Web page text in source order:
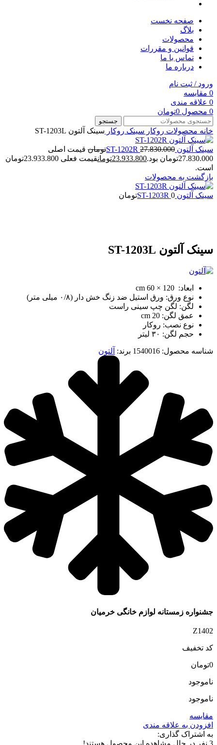
صفحه نخست
بلاگ
محصولات
قوانین و مقررات
تماس با ما
درباره ما
ورود / ثبت نام
0 مقایسه
0 علاقه مندی
0 محصول 0تومان
جستجو
خانه محصولات روکار سینک روکار سینک آلتون ST-1203L
سینک آلتون ST-1202R 27.830.000 تومان قیمت اصلی
27.830.000تومان بود.
23.933.800تومان
قیمت فعلی 23.933.800تومان
است.
بازگشت به محصولات
سینک آلتون ST-1203R 0 تومان
سینک آلتون ST-1203L
ابعاد: 120 × 60 cm
نوع ورق: ورق استیل ضد زنگ خش دار (۰/۸ میلی متر)
لگن: لگن چپ سینی راست
عمق لگن: 20 cm
نوع نصب: روکار
حجم لگن: ۳۰ لیتر
شناسه محصول: 1540016 برند: آلتون
جشنواره زمستانه لوازم خانگی خرمیان
Z1402
کد تخفیف
0تومان
ناموجود
ناموجود
مقایسه
افزودن به علاقه مندی
به اشتراک گذاری: